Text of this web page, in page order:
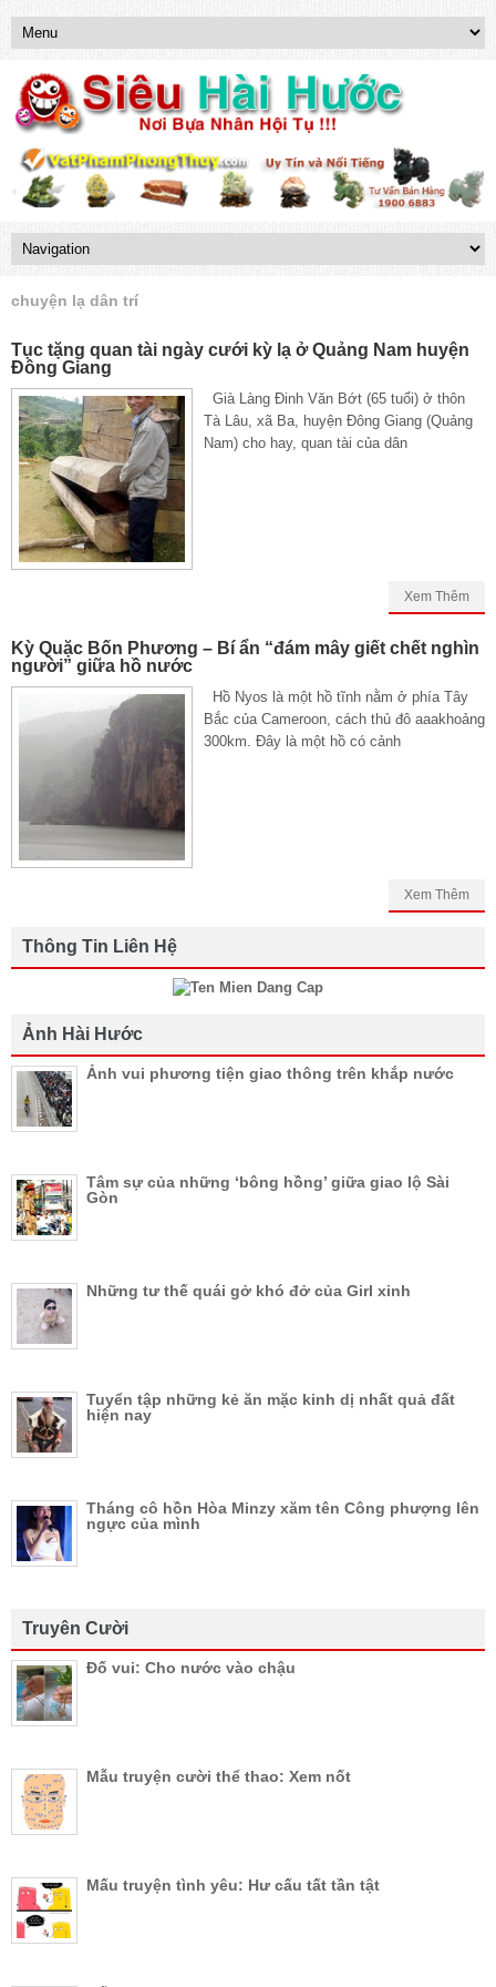
chuyện lạ dân trí
Tục tặng quan tài ngày cưới kỳ lạ ở Quảng Nam huyện
Đông Giang
Già Làng Đinh Văn Bớt (65 tuổi) ở thôn
Tà Lâu, xã Ba, huyện Đông Giang (Quảng
Nam) cho hay, quan tài của dân
Xem Thêm
Kỳ Quặc Bốn Phương – Bí ẩn “đám mây giết chết nghìn
người” giữa hồ nước
Hồ Nyos là một hồ tĩnh nằm ở phía Tây
Bắc của Cameroon, cách thủ đô aaakhoảng
300km. Đây là một hồ có cảnh
Xem Thêm
Thông Tin Liên Hệ
Ảnh Hài Hước
Ảnh vui phương tiện giao thông trên khắp nước
Tâm sự của những ‘bông hồng’ giữa giao lộ Sài
Gòn
Những tư thế quái gở khó đở của Girl xinh
Tuyển tập những kẻ ăn mặc kinh dị nhất quả đất
hiện nay
Tháng cô hồn Hòa Minzy xăm tên Công phượng lên
ngực của mình
Truyên Cười
Đố vui: Cho nước vào chậu
Mẫu truyện cười thể thao: Xem nốt
Mấu truyện tình yêu: Hư cấu tất tần tật